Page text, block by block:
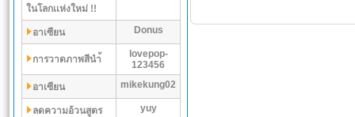
ในโลกเเห่งใหม่ !!
อาเซียน Donus
การวาดภาพสีนำ้
lovepop-
123456
อาเซียน
mikekung02
ลดความอ้วนสูตร
yuy